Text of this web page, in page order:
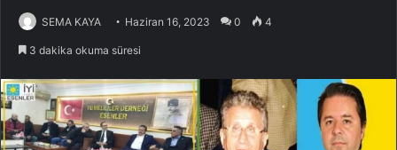
SEMA KAYA Haziran 16, 2023 0 4
3 dakika okuma süresi